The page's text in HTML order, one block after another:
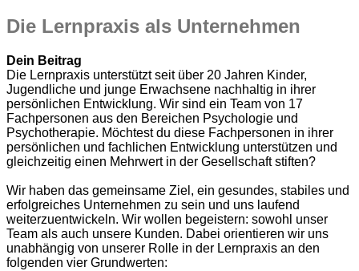
Die Lernpraxis als Unternehmen
Dein Beitrag
Die Lernpraxis unterstützt seit über 20 Jahren Kinder,
Jugendliche und junge Erwachsene nachhaltig in ihrer
persönlichen Entwicklung. Wir sind ein Team von 17
Fachpersonen aus den Bereichen Psychologie und
Psychotherapie. Möchtest du diese Fachpersonen in ihrer
persönlichen und fachlichen Entwicklung unterstützen und
gleichzeitig einen Mehrwert in der Gesellschaft stiften?
Wir haben das gemeinsame Ziel, ein gesundes, stabiles und
erfolgreiches Unternehmen zu sein und uns laufend
weiterzuentwickeln. Wir wollen begeistern: sowohl unser
Team als auch unsere Kunden. Dabei orientieren wir uns
unabhängig von unserer Rolle in der Lernpraxis an den
folgenden vier Grundwerten: